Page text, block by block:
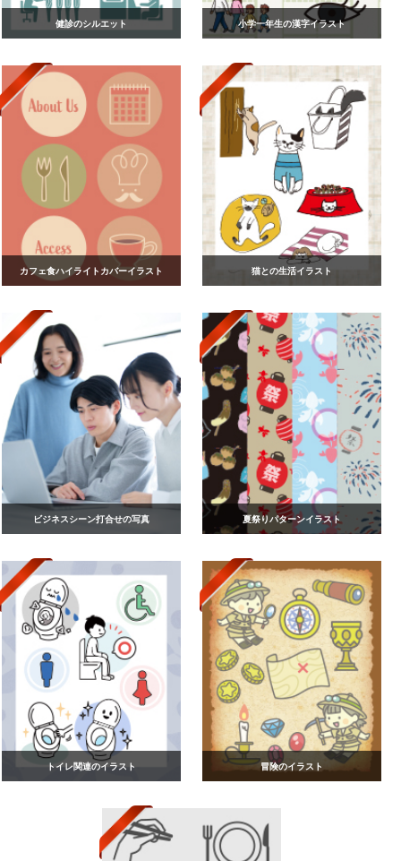
健診のシルエット 小学一年生の漢字イラスト
カフェ食ハイライトカバーイラスト 猫との生活イラスト
ビジネスシーン打合せの写真 夏祭りパターンイラスト
トイレ関連のイラスト 冒険のイラスト